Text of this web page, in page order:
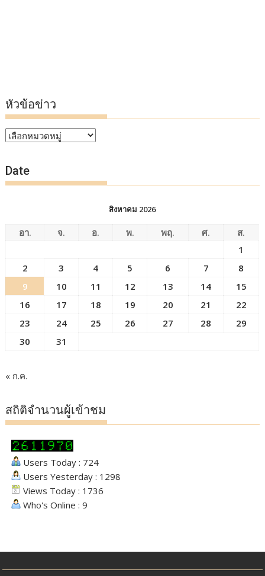
หัวข้อข่าว
หัวข้อ
Date
สิงหาคม 2026
อา. จ. อ. พ. พฤ. ศ.
ส.
1
2
3 4 5 6 7
8
9
10 11 12 13 14
15
16
17 18 19 20 21
22
23
24 25 26 27 28
29
30
31
« ก.ค.
สถิติจำนวนผู้เข้าชม
Users Today : 724
Users Yesterday : 1298
Views Today : 1736
Who's Online : 9